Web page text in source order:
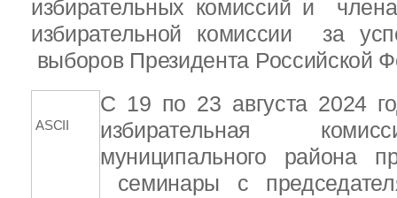
избирательных комиссий и
избирательной комиссии за
выборов Президента Российской
ASCII
С 19 по 23 августа 2024
избирательная
муниципального района
семинары с